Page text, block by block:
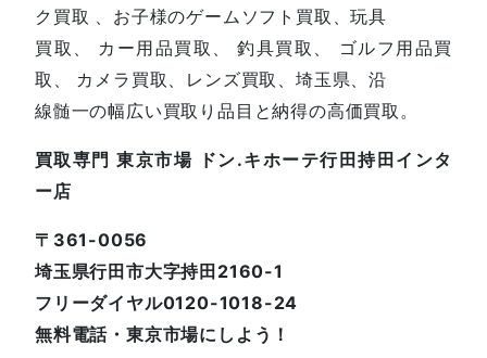
ク買取 、お子様のゲームソフト買取、玩具
買取、 カー用品買取、 釣具買取、 ゴルフ用品買
取、 カメラ買取、レンズ買取、埼玉県、沿
線髄一の幅広い買取り品目と納得の高価買取。
買取専門 東京市場 ドン.キホーテ行田持田インタ
ー店
〒361-0056
埼玉県行田市大字持田2160-1
フリーダイヤル0120-1018-24
無料電話・東京市場にしよう！